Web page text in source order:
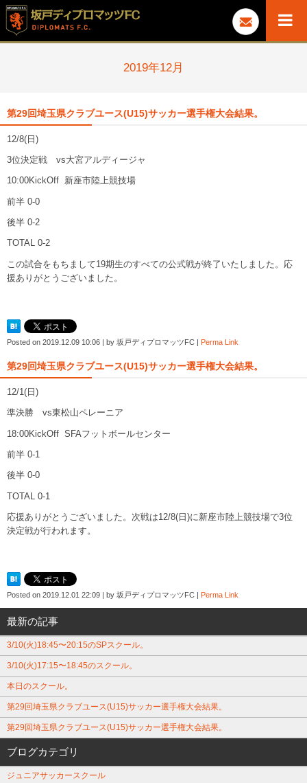
2019年12月
第29回埼玉県クラブユース(U15)サッカー選手権大会結果。
12/8(日)
3位決定戦 vs大宮アルディージャ
10:00KickOff 新座市陸上競技場
前半 0-0
後半 0-2
TOTAL 0-2
この試合をもちまして19期生のすべての公式戦が終了いたしました。応
援ありがとうございました。
Posted on 2019.12.09 10:06 | by 坂戸ディプロマッツFC | Perma Link
第29回埼玉県クラブユース(U15)サッカー選手権大会結果。
12/1(日)
準決勝 vs東松山ペレーニア
18:00KickOff SFAフットボールセンター
前半 0-1
後半 0-0
TOTAL 0-1
応援ありがとうございました。次戦は12/8(日)に新座市陸上競技場で3位
決定戦が行われます。
Posted on 2019.12.01 22:09 by 坂戸ディプロマッツFC Perma Link
最新の記事
3/10(火)18:45〜20:15のSPスクール。
3/10(火)17:15〜18:45のスクール。
本日のスクール。
第29回埼玉県クラブユース(U15)サッカー選手権大会結果。
第29回埼玉県クラブユース(U15)サッカー選手権大会結果。
ブログカテゴリ
ジュニアサッカースクール